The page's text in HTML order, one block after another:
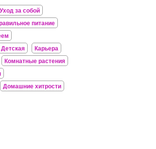
Уход за собой
питание
Детская
Карьера
Комнатные растения
Домашние хитрости